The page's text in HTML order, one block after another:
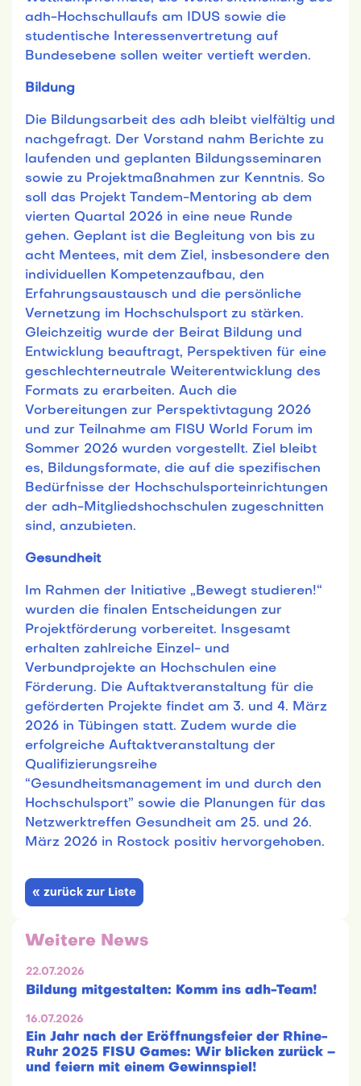
adh-Hochschullaufs am IDUS sowie die
studentische Interessenvertretung auf
Bundesebene sollen weiter vertieft werden.
Bildung
Die Bildungsarbeit des adh bleibt vielfältig und
nachgefragt. Der Vorstand nahm Berichte zu
laufenden und geplanten Bildungsseminaren
sowie zu Projektmaßnahmen zur Kenntnis. So
soll das Projekt Tandem-Mentoring ab dem
vierten Quartal 2026 in eine neue Runde
gehen. Geplant ist die Begleitung von bis zu
acht Mentees, mit dem Ziel, insbesondere den
individuellen Kompetenzaufbau, den
Erfahrungsaustausch und die persönliche
Vernetzung im Hochschulsport zu stärken.
Gleichzeitig wurde der Beirat Bildung und
Entwicklung beauftragt, Perspektiven für eine
geschlechterneutrale Weiterentwicklung des
Formats zu erarbeiten. Auch die
Vorbereitungen zur Perspektivtagung 2026
und zur Teilnahme am FISU World Forum im
Sommer 2026 wurden vorgestellt. Ziel bleibt
es, Bildungsformate, die auf die spezifischen
Bedürfnisse der Hochschulsporteinrichtungen
der adh-Mitgliedshochschulen zugeschnitten
sind, anzubieten.
Gesundheit
Im Rahmen der Initiative „Bewegt studieren!“
wurden die finalen Entscheidungen zur
Projektförderung vorbereitet. Insgesamt
erhalten zahlreiche Einzel- und
Verbundprojekte an Hochschulen eine
Förderung. Die Auftaktveranstaltung für die
geförderten Projekte findet am 3. und 4. März
2026 in Tübingen statt. Zudem wurde die
erfolgreiche Auftaktveranstaltung der
Qualifizierungsreihe
“Gesundheitsmanagement im und durch den
Hochschulsport” sowie die Planungen für das
Netzwerktreffen Gesundheit am 25. und 26.
März 2026 in Rostock positiv hervorgehoben.
« zurück zur Liste
Weitere News
22.07.2026
Bildung mitgestalten: Komm ins adh-Team!
16.07.2026
Ein Jahr nach der Eröffnungsfeier der Rhine-
Ruhr 2025 FISU Games: Wir blicken zurück –
und feiern mit einem Gewinnspiel!